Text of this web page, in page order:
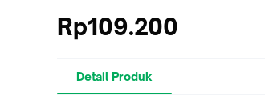
Rp109.200
Detail Produk